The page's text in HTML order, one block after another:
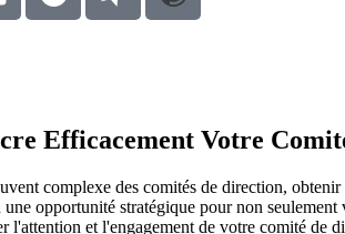
Efficacement Votre
complexe des comités de direction,
opportunité stratégique pour non
l'attention et l'engagement de votre comité de